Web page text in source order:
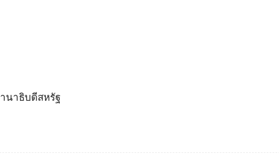
นาธิบดีสหรัฐ